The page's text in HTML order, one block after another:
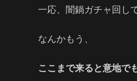
一応、闇鍋ガチャ回し
なんかもう、
ここまで来ると意地で